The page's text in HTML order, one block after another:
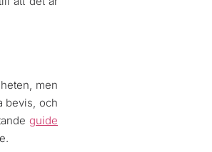
men
bevis, och
guide